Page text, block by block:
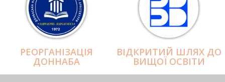
РЕОРГАНІЗАЦІЯ
ДОННАБА
ВІДКРИТИЙ ШЛЯХ ДО
ВИЩОЇ ОСВІТИ